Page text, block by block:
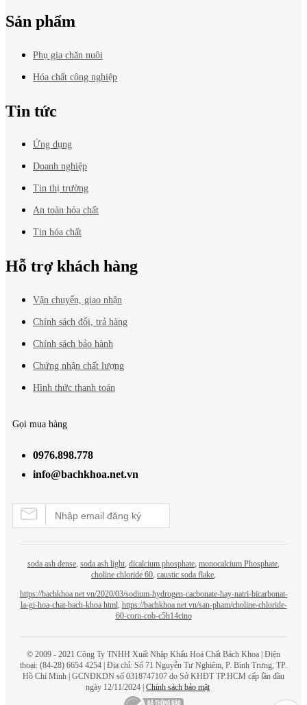
Sản phẩm
Phụ gia chăn nuôi
Hóa chất công nghiệp
Tin tức
Ứng dụng
Doanh nghiệp
Tin thị trường
An toàn hóa chất
Tin hóa chất
Hỗ trợ khách hàng
Vận chuyển, giao nhận
Chính sách đổi, trả hàng
Chính sách bảo hành
Chứng nhận chất lượng
Hình thức thanh toán
Gọi mua hàng
0976.898.778
info@bachkhoa.net.vn
soda ash dense, soda ash light, dicalcium phosphate, monocalcium Phosphate,
choline chloride 60, caustic soda flake,
https://bachkhoa net vn/2020/03/sodium-hydrogen-cacbonate-hay-natri-bicarbonat-
la-gi-hoa-chat-bach-khoa html, https://bachkhoa net vn/san-pham/choline-chloride-
60-corn-cob-c5h14cino
© 2009 - 2021 Công Ty TNHH Xuất Nhập Khẩu Hoá Chất Bách Khoa | Điện
thoại: (84-28) 6654 4254 | Địa chỉ: Số 71 Nguyễn Tư Nghiêm, P. Bình Trưng, TP.
Hồ Chí Minh | GCNĐKDN số 0318747107 do Sở KHĐT TP.HCM cấp lần đầu
ngày 12/11/2024 | Chính sách bảo mật